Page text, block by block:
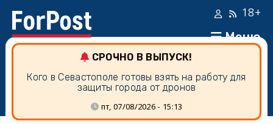
Меню
18+
СРОЧНО В ВЫПУСК!
Кого в Севастополе готовы взять на работу для
защиты города от дронов
пт, 07/08/2026 - 15:13